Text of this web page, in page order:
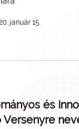
január 15.
és